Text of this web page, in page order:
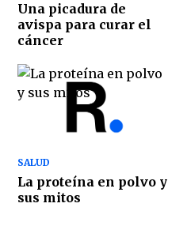
Una picadura de
avispa para curar el
cáncer
SALUD
La proteína en polvo y
sus mitos